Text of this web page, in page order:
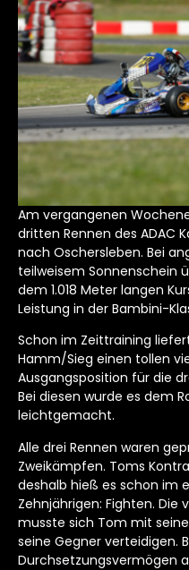
Am vergangenen
dritten Rennen des ADAC
nach Oschersleben. Bei
teilweisem Sonnenschein
dem 1.018 Meter langen
Leistung in der Bambini-
Schon im Zeittraining
Hamm/Sieg einen tollen
Ausgangsposition für die
Bei diesen wurde es dem
leichtgemacht.
Alle drei Rennen waren
Zweikämpfen. Toms
deshalb hieß es schon im
Zehnjährigen: Fighten. Die
musste sich Tom mit
seine Gegner verteidigen.
Durchsetzungsvermögen